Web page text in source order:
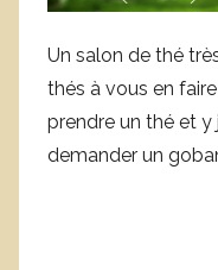
Un salon de thé
thés à vous en
prendre un thé et y
demander un